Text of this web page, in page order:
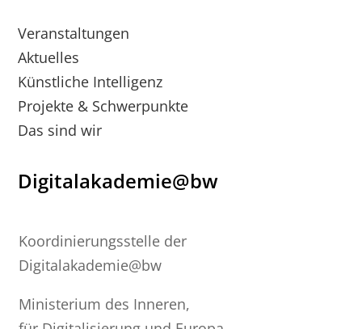
Veranstaltungen
Aktuelles
Künstliche Intelligenz
Projekte & Schwerpunkte
Das sind wir
Digitalakademie@bw
Koordinierungsstelle der
Digitalakademie@bw
Ministerium des Inneren,